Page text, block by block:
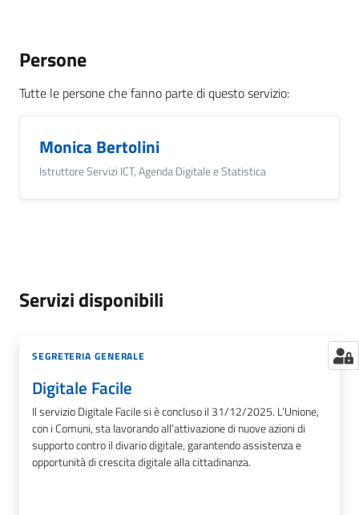
Persone
Tutte le persone che fanno parte di questo servizio:
Monica Bertolini
Istruttore Servizi ICT, Agenda Digitale e Statistica
Servizi disponibili
SEGRETERIA GENERALE
Digitale Facile
Il servizio Digitale Facile si è concluso il 31/12/2025. L’Unione,
con i Comuni, sta lavorando all’attivazione di nuove azioni di
supporto contro il divario digitale, garantendo assistenza e
opportunità di crescita digitale alla cittadinanza.